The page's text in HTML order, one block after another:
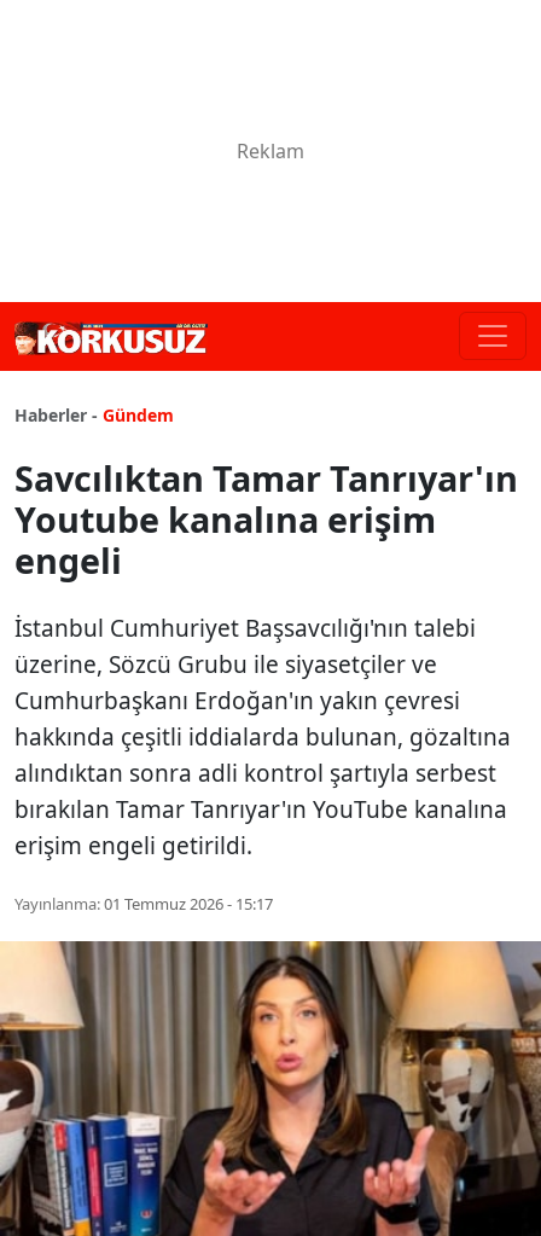
Haberler - Gündem
Savcılıktan Tamar Tanrıyar'ın
Youtube kanalına erişim
engeli
İstanbul Cumhuriyet Başsavcılığı'nın talebi
üzerine, Sözcü Grubu ile siyasetçiler ve
Cumhurbaşkanı Erdoğan'ın yakın çevresi
hakkında çeşitli iddialarda bulunan, gözaltına
alındıktan sonra adli kontrol şartıyla serbest
bırakılan Tamar Tanrıyar'ın YouTube kanalına
erişim engeli getirildi.
Yayınlanma:01 Temmuz 2026 - 15:17